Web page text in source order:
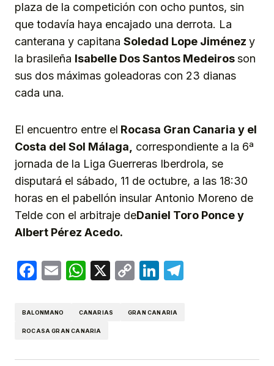
plaza de la competición con ocho puntos, sin
que todavía haya encajado una derrota. La
canterana y capitana Soledad Lope Jiménez y
la brasileña Isabelle Dos Santos Medeirosson
sus dos máximas goleadoras con 23 dianas
cada una.
El encuentro entre el Rocasa Gran Canaria y el
Costa del Sol Málaga, correspondiente a la 6ª
jornada de la Liga Guerreras Iberdrola, se
disputará el sábado, 11 de octubre, a las 18:30
horas en el pabellón insular Antonio Moreno de
Telde con el arbitraje deDaniel Toro Ponce y
Albert Pérez Acedo.
Facebook
EmailWhatsApp
X
CopyLinkedIn
BALONMANO CANARIAS GRAN CANARIA
ROCASA GRAN CANARIA